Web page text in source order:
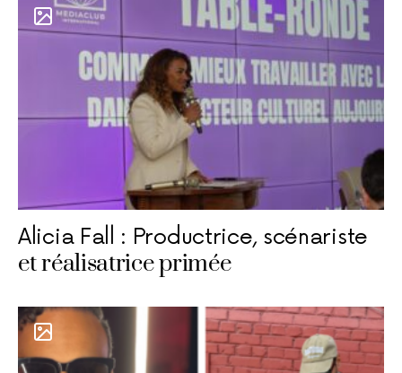
Alicia Fall : Productrice, scénariste
et réalisatrice primée